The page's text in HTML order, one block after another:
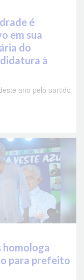
é
em sua
do
à
ano pelo partido
homologa
para prefeito